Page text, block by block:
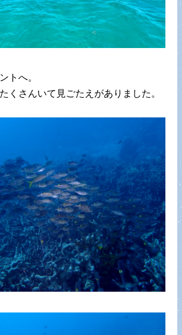
トへ。
くさんいて見ごたえがありました。